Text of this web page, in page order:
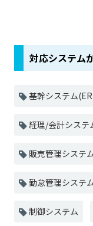
対応システム
基幹システム
経理/会計システ
販売管理システ
勤怠管理システ
制御システム